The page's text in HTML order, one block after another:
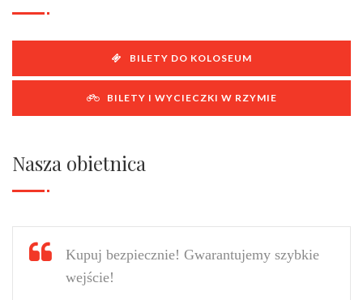
BILETY DO KOLOSEUM
BILETY I WYCIECZKI W RZYMIE
Nasza obietnica
Kupuj bezpiecznie! Gwarantujemy szybkie
wejście!